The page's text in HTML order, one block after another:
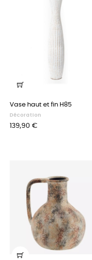
Vase haut et fin H85
Décoration
Prix
139,90 €